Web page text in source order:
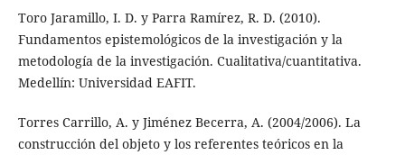
Toro Jaramillo, I. D. y Parra Ramírez, R. D. (2010).
Fundamentos epistemológicos de la investigación y la
metodología de la investigación. Cualitativa/cuantitativa.
Medellín: Universidad EAFIT.
Torres Carrillo, A. y Jiménez Becerra, A. (2004/2006). La
construcción del objeto y los referentes teóricos en la